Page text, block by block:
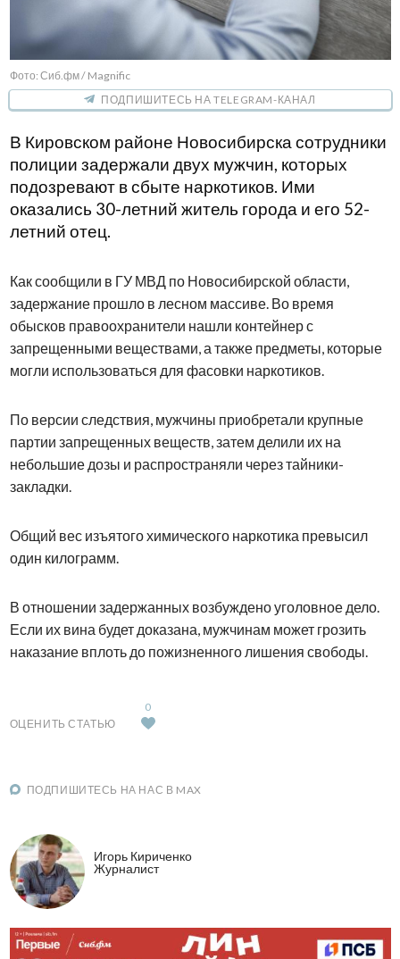
Фото: Сиб.фм / Magnific
ПОДПИШИТЕСЬ НА TELEGRAM-КАНАЛ
В Кировском районе Новосибирска сотрудники
полиции задержали двух мужчин, которых
подозревают в сбыте наркотиков. Ими
оказались 30-летний житель города и его 52-
летний отец.
Как сообщили в ГУ МВД по Новосибирской области,
задержание прошло в лесном массиве. Во время
обысков правоохранители нашли контейнер с
запрещенными веществами, а также предметы, которые
могли использоваться для фасовки наркотиков.
По версии следствия, мужчины приобретали крупные
партии запрещенных веществ, затем делили их на
небольшие дозы и распространяли через тайники-
закладки.
Общий вес изъятого химического наркотика превысил
один килограмм.
В отношении задержанных возбуждено уголовное дело.
Если их вина будет доказана, мужчинам может грозить
наказание вплоть до пожизненного лишения свободы.
ОЦЕНИТЬ СТАТЬЮ
0
ПОДПИШИТЕСЬ НА НАС В MAX
Игорь Кириченко
Журналист